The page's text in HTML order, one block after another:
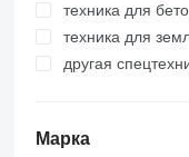
ресайклеры
рециклеры
техника для
техника для
скреперы
другая
Марка